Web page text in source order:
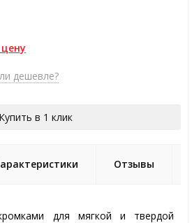
дешевле?
Купить в 1 клик
Отзывы
для мягкой и твердой